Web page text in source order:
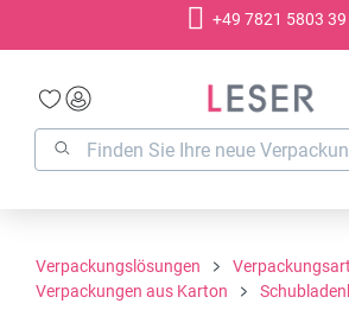
+49 7821 5803 39
Verpackungslösungen
Verpackungen aus Karton